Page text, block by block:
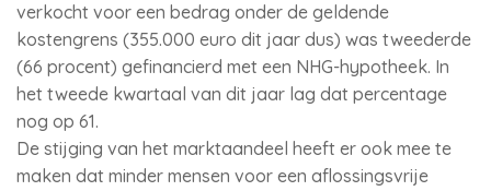
verkocht voor een bedrag onder de geldende
kostengrens (355.000 euro dit jaar dus) was tweederde
(66 procent) gefinancierd met een NHG-hypotheek. In
het tweede kwartaal van dit jaar lag dat percentage
nog op 61.
De stijging van het marktaandeel heeft er ook mee te
maken dat minder mensen voor een aflossingsvrije